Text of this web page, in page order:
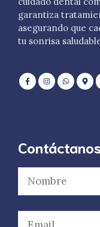
garantiza
asegurando que
tu sonrisa
Contáctanos